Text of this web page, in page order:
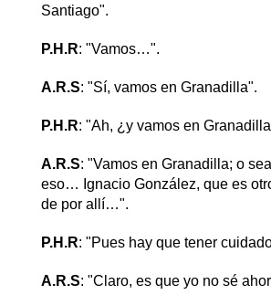
Santiago".
P.H.R: "Vamos…".
A.R.S: "Sí, vamos en Granadilla".
P.H.R: "Ah, ¿y vamos en
A.R.S: "Vamos en Granadilla; o
eso… Ignacio González, que es
de por allí…".
P.H.R: "Pues hay que tener
A.R.S: "Claro, es que yo no sé